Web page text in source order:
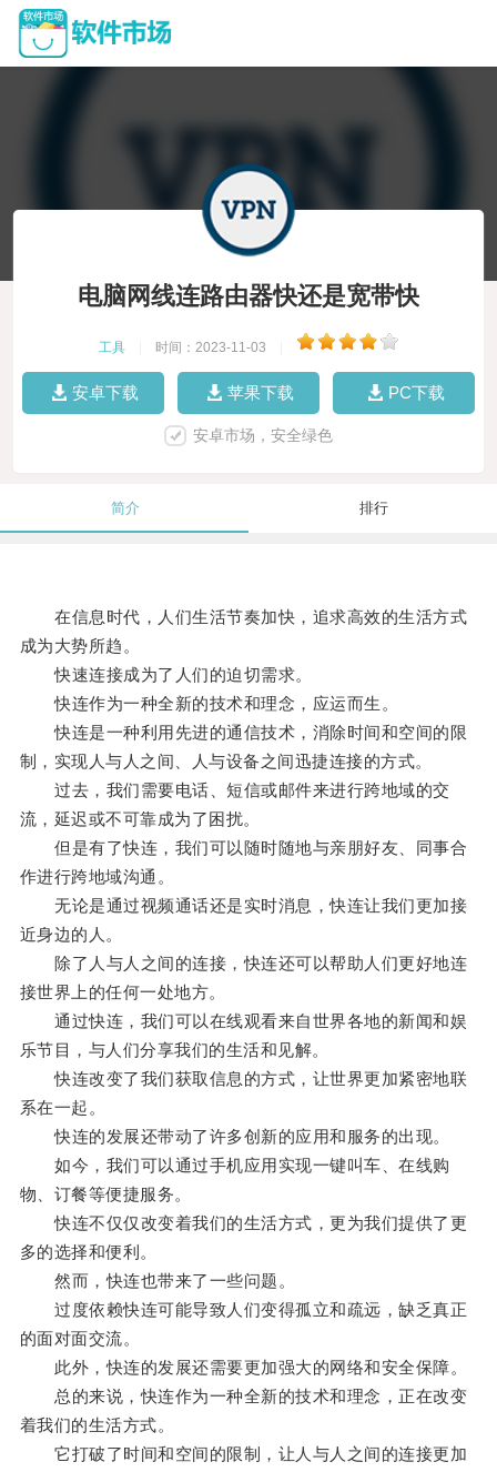
电脑网线连路由器快还是宽带快
工具 时间：2023-11-03
安卓下载 苹果下载 PC下载
安卓市场，安全绿色
简介 排行
在信息时代，人们生活节奏加快，追求高效的生活方式
成为大势所趋。
快速连接成为了人们的迫切需求。
快连作为一种全新的技术和理念，应运而生。
快连是一种利用先进的通信技术，消除时间和空间的限
制，实现人与人之间、人与设备之间迅捷连接的方式。
过去，我们需要电话、短信或邮件来进行跨地域的交
流，延迟或不可靠成为了困扰。
但是有了快连，我们可以随时随地与亲朋好友、同事合
作进行跨地域沟通。
无论是通过视频通话还是实时消息，快连让我们更加接
近身边的人。
除了人与人之间的连接，快连还可以帮助人们更好地连
接世界上的任何一处地方。
通过快连，我们可以在线观看来自世界各地的新闻和娱
乐节目，与人们分享我们的生活和见解。
快连改变了我们获取信息的方式，让世界更加紧密地联
系在一起。
快连的发展还带动了许多创新的应用和服务的出现。
如今，我们可以通过手机应用实现一键叫车、在线购
物、订餐等便捷服务。
快连不仅仅改变着我们的生活方式，更为我们提供了更
多的选择和便利。
然而，快连也带来了一些问题。
过度依赖快连可能导致人们变得孤立和疏远，缺乏真正
的面对面交流。
此外，快连的发展还需要更加强大的网络和安全保障。
总的来说，快连作为一种全新的技术和理念，正在改变
着我们的生活方式。
它打破了时间和空间的限制，让人与人之间的连接更加